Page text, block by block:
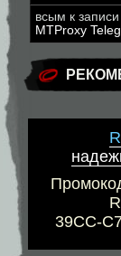
всым к записи
MTProxy
39CC-